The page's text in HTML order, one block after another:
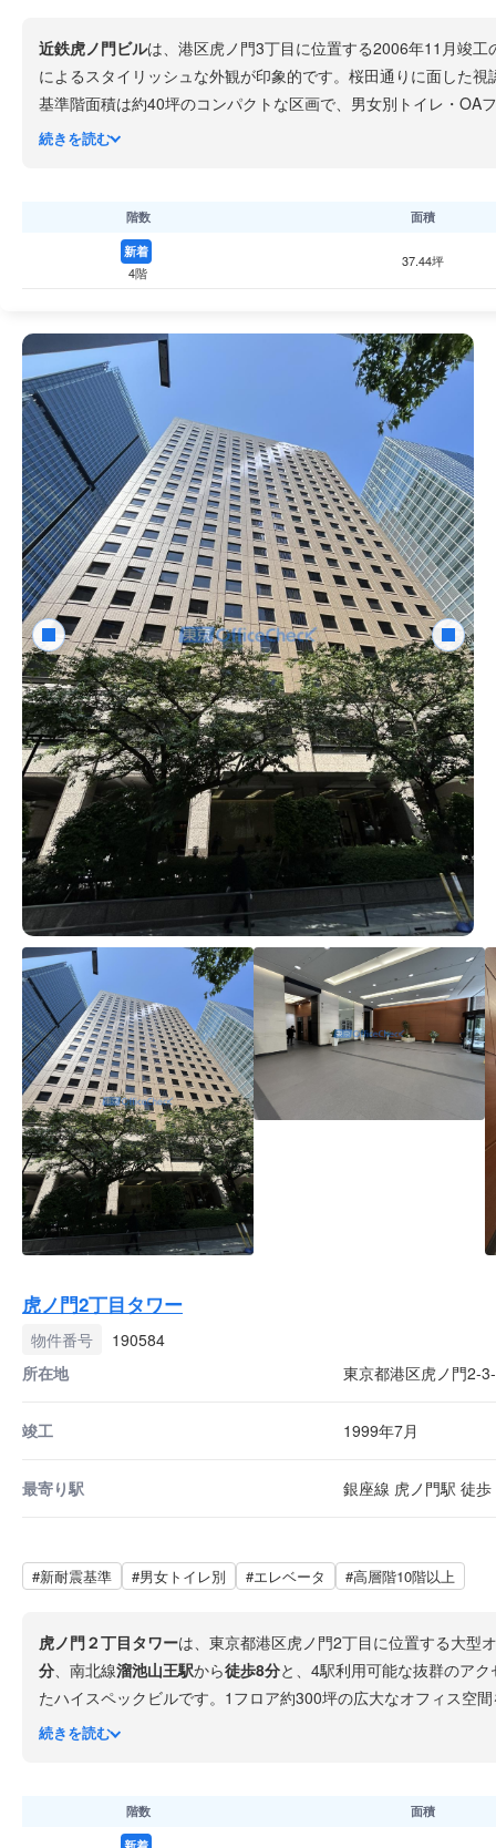
近鉄虎ノ門ビルは、港区虎ノ門3丁目に位置する2006年11月竣
によるスタイリッシュな外観が印象的です。桜田通りに面した
基準階面積は約40坪のコンパクトな区画で、男女別トイレ・OA
東京メトロ日比谷線虎ノ門ヒルズ駅から徒歩約1分、神谷町駅
続きを読む
階数 面積
新着
4階
37.44坪
虎ノ門2丁目タワー
物件番号
190584
所在地
東京都港区虎ノ門2-
竣工 1999年7月
最寄り駅 銀座線 虎ノ門駅 徒
#新耐震基準 #男女トイレ別 #エレベータ #高層階10階以上
虎ノ門２丁目タワーは、東京都港区虎ノ門2丁目に位置する大型
分、南北線溜池山王駅から徒歩8分と、4駅利用可能な抜群のア
たハイスペックビルです。1フロア約300坪の広大なオフィス空
霞ヶ関の官庁街が広がり、都内有数のビジネスの中枢に位置して
続きを読む
階数 面積